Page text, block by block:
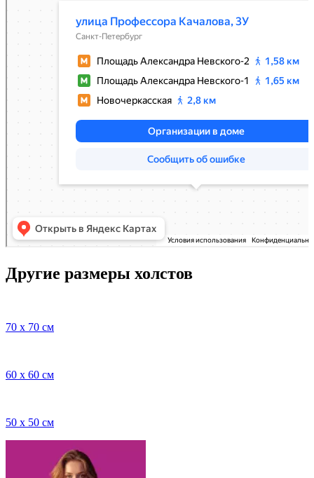
Другие размеры холстов
70 x 70 см
60 x 60 см
50 x 50 см